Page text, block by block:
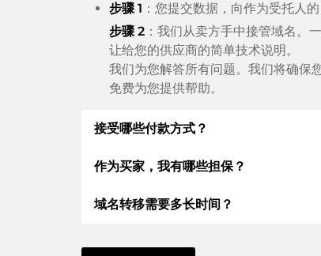
步骤 1 ：您提交数据，向作为受托人
步骤 2 ：我们从卖方手中接管域名。
让给您的供应商的简单技术说明。
我们为您解答所有问题。我们将确保
免费为您提供帮助。
接受哪些付款方式？
我们使用 SEPA 作为预付费，并使用
作为买家，我有哪些担保？
作为买方，我们始终向您保证以下证券
域名转移需要多长时间？
域名转移到新的提供商是通过自动程序